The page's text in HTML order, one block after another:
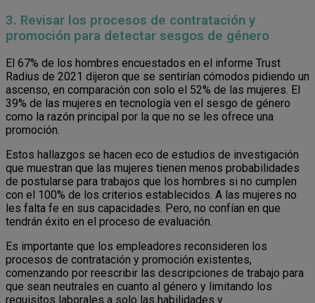
3. Revisar los procesos de contratación y
promoción para detectar sesgos de género
El 67% de los hombres encuestados en el informe Trust
Radius de 2021 dijeron que se sentirían cómodos pidiendo un
ascenso, en comparación con solo el 52% de las mujeres. El
39% de las mujeres en tecnología ven el sesgo de género
como la razón principal por la que no se les ofrece una
promoción.
Estos hallazgos se hacen eco de estudios de investigación
que muestran que las mujeres tienen menos probabilidades
de postularse para trabajos que los hombres si no cumplen
con el 100% de los criterios establecidos. A las mujeres no
les falta fe en sus capacidades. Pero, no confían en que
tendrán éxito en el proceso de evaluación.
Es importante que los empleadores reconsideren los
procesos de contratación y promoción existentes,
comenzando por reescribir las descripciones de trabajo para
que sean neutrales en cuanto al género y limitando los
requisitos laborales a solo las habilidades y